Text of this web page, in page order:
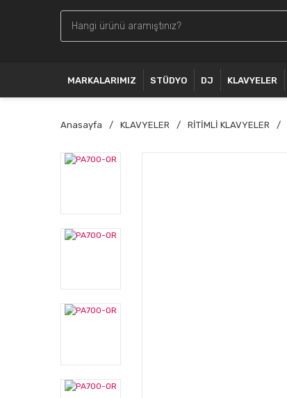
MARKALARIMIZ STÜDYO DJ KLAVYELER
Anasayfa KLAVYELER RİTİMLİ KLAVYELER